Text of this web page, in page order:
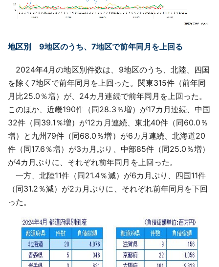
地区別 9地区のうち、7地区で前年同月を上回る
2024年4月の地区別件数は、9地区のうち、北陸、四国
を除く7地区で前年同月を上回った。関東315件（前年同
月比25.0％増）が、24カ月連続で前年同月を上回った。
このほか、近畿190件（同28.3％増）が17カ月連続、中国
32件（同39.1％増）が12カ月連続、東北40件（同60.0％
増）と九州79件（同68.0％増）が6カ月連続、北海道20
件（同17.6％増）が3カ月ぶり、中部85件（同25.0％増）
が4カ月ぶりに、それぞれ前年同月を上回った。
一方、北陸11件（同21.4％減）が6カ月ぶり、四国11件
（同31.2％減）が2カ月ぶりに、それぞれ前年同月を下回
った。